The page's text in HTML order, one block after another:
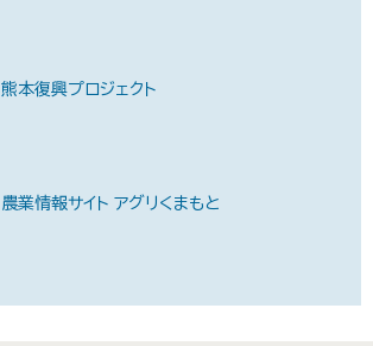
熊本復興プロジェクト
農業情報サイト アグリくまもと